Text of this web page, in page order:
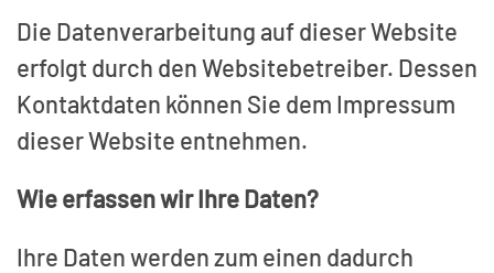
Die Datenverarbeitung auf dieser Website
erfolgt durch den Websitebetreiber. Dessen
Kontaktdaten können Sie dem Impressum
dieser Website entnehmen.
Wie erfassen wir Ihre Daten?
Ihre Daten werden zum einen dadurch